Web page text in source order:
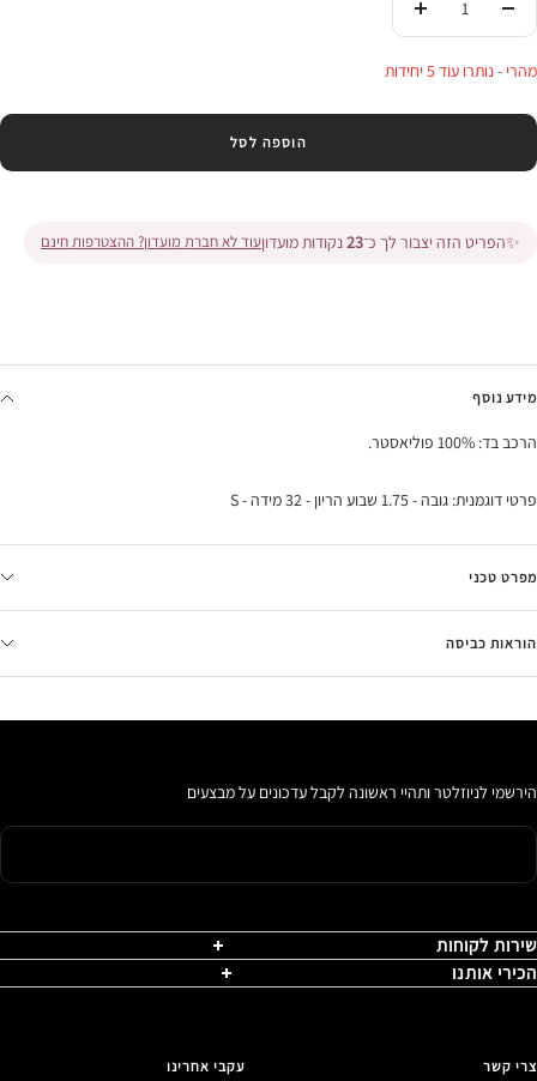
העלי
מהרי - נותרו עוד 5 יחידות
הוספה לסל
✨הפריט הזה יצבור לך כ־23נקודות מועדוןעוד לא חברת מועדון? ההצטרפות חינם
מידע נוסף
הרכב בד: 100% פוליאסטר.
פרטי דוגמנית: גובה - 1.75 שבוע הריון - 32 מידה - S
מפרט טכני
הוראות כביסה
הירשמי לניוזלטר ותהיי ראשונה לקבל עדכונים על מבצעים
שירות לקוחות
הכירי אותנו
צרי קשר עקבי אחרינו